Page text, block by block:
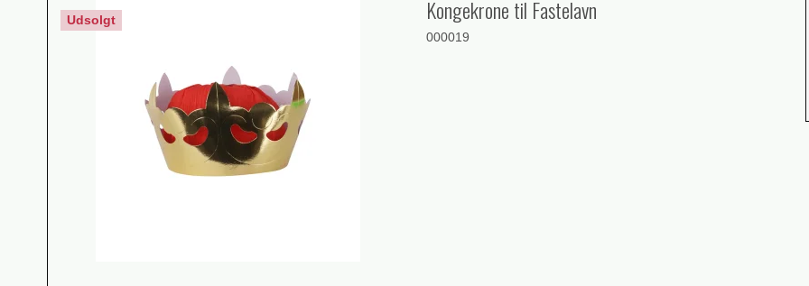
Udsolgt Kongekrone til Fastelavn
000019